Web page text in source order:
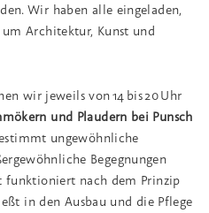
Wir haben alle eingeladen,
Architektur, Kunst und
wir jeweils von 14 bis 20 Uhr
und Plaudern bei Punsch
ungewöhnliche
Begegnungen
funktioniert nach dem Prinzip
in den Ausbau und die Pflege